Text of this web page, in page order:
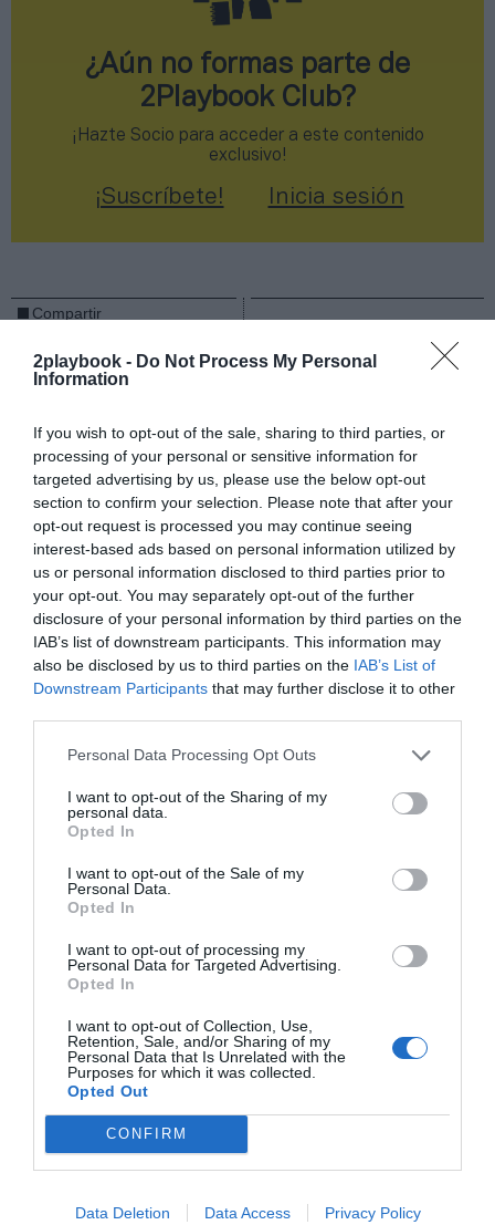
2playbook - Do Not Process My Personal
Information
If you wish to opt-out of the sale, sharing to third parties, or
processing of your personal or sensitive information for
targeted advertising by us, please use the below opt-out
section to confirm your selection. Please note that after your
opt-out request is processed you may continue seeing
interest-based ads based on personal information utilized by
us or personal information disclosed to third parties prior to
your opt-out. You may separately opt-out of the further
disclosure of your personal information by third parties on the
IAB’s list of downstream participants. This information may
also be disclosed by us to third parties on the IAB’s List of
Downstream Participants that may further disclose it to other
Personal Data Processing Opt Outs
I want to opt-out of the Sharing of my
personal data.
Opted In
I want to opt-out of the Sale of my
Personal Data.
Opted In
I want to opt-out of processing my
Personal Data for Targeted Advertising.
Opted In
I want to opt-out of Collection, Use,
Retention, Sale, and/or Sharing of my
Personal Data that Is Unrelated with the
Purposes for which it was collected.
Opted Out
CONFIRM
Data Deletion Data Access Privacy Policy
Synergym
VivaGym
Basic-Fit
Fitness Park
Sano Center
Forus
Brooklyn Fitboxing
¿Aún no formas parte de
2Playbook Club?
¡Hazte Socio para acceder a este contenido
exclusivo!
¡Suscríbete! Inicia sesión
Compartir
Imprimir